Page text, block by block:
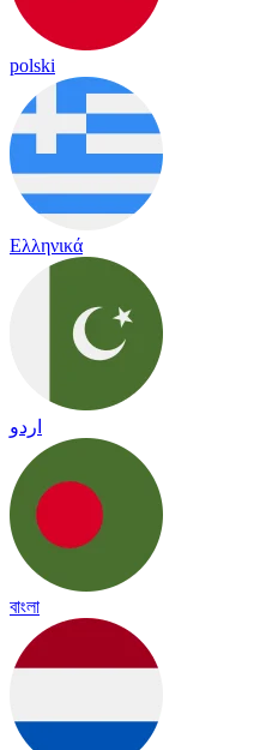
polski
Ελληνικά
اردو
বাংলা